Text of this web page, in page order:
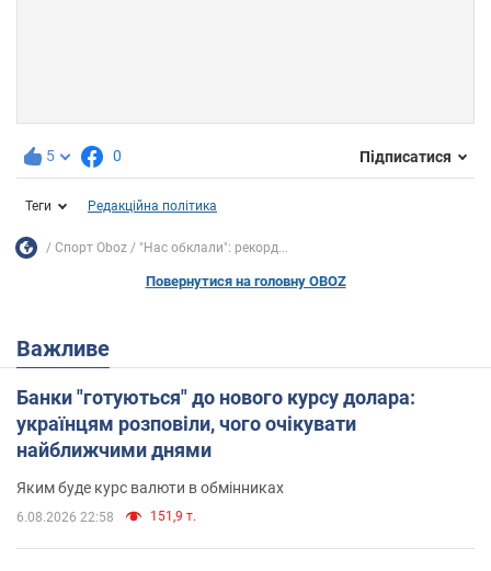
5 0 Підписатися
Теги Редакційна політика
Спорт Oboz "Нас обклали": рекорд...
Повернутися на головну OBOZ
Важливе
Банки "готуються" до нового курсу долара:
українцям розповіли, чого очікувати
найближчими днями
Яким буде курс валюти в обмінниках
6.08.2026 22:58 151,9 т.